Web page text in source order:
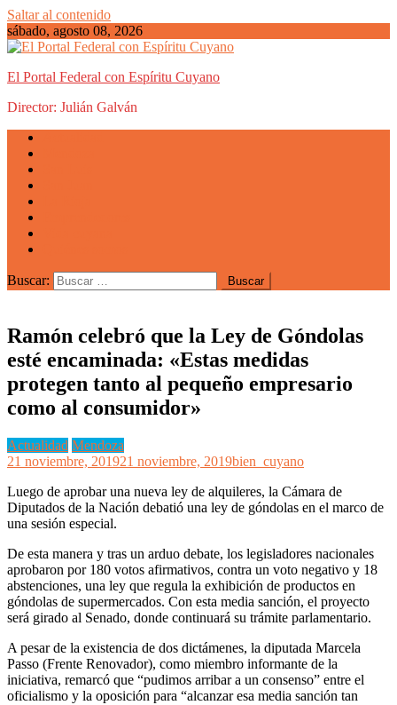
Saltar al contenido
sábado, agosto 08, 2026
El Portal Federal con Espíritu Cuyano
Director: Julián Galván
Buscar:
Ramón celebró que la Ley de Góndolas
esté encaminada: «Estas medidas
protegen tanto al pequeño empresario
como al consumidor»
Actualidad Mendoza
21 noviembre, 201921 noviembre, 2019bien_cuyano
Luego de aprobar una nueva ley de alquileres, la Cámara de
Diputados de la Nación debatió una ley de góndolas en el marco de
una sesión especial.
De esta manera y tras un arduo debate, los legisladores nacionales
aprobaron por 180 votos afirmativos, contra un voto negativo y 18
abstenciones, una ley que regula la exhibición de productos en
góndolas de supermercados. Con esta media sanción, el proyecto
será girado al Senado, donde continuará su trámite parlamentario.
A pesar de la existencia de dos dictámenes, la diputada Marcela
Passo (Frente Renovador), como miembro informante de la
iniciativa, remarcó que “pudimos arribar a un consenso” entre el
oficialismo y la oposición para “alcanzar esa media sanción tan